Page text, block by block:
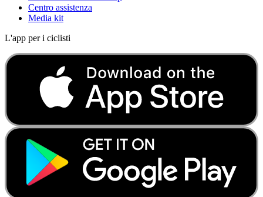
Centro assistenza
Media kit
L'app per i ciclisti